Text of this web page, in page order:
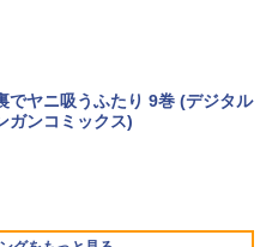
コードレス ENCノイズキャン
時間再生
(Stadium ver.)
やかんの麦茶 from 爽健美茶 ラ
でヤニ吸うふたり 9巻 (デジタル
ガンコミックス)